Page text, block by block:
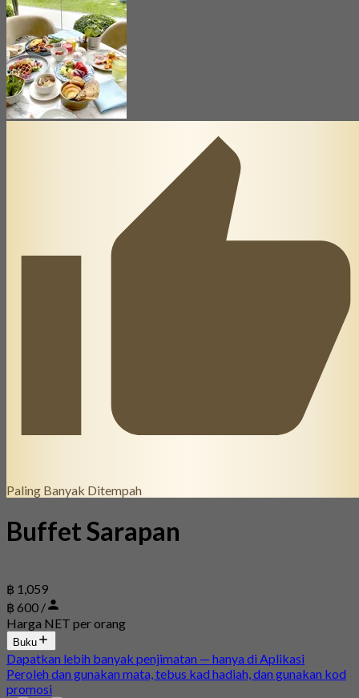
Paling Banyak Ditempah
Buffet Sarapan
฿ 1,059
฿ 600 /
Harga NET per orang
Buku
Dapatkan lebih banyak penjimatan — hanya di Aplikasi
Peroleh dan gunakan mata, tebus kad hadiah, dan gunakan kod
promosi